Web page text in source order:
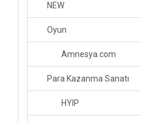
NEW
Oyun
Amnesya.com
Para Kazanma Sanatı
HYIP